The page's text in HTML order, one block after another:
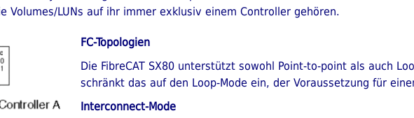
Volumes/LUNs auf ihr immer exklusiv einem Controller gehören.
FC-Topologien
Die FibreCAT SX80 unterstützt sowohl Point-to-point als auch
schränkt das auf den Loop-Mode ein, der Voraussetzung für
Interconnect-Mode